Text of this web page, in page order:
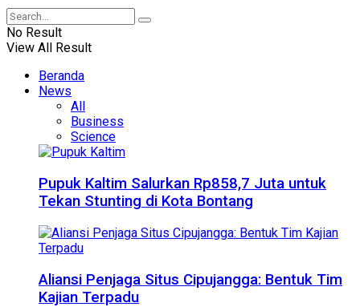
No Result
View All Result
Beranda
News
All
Business
Science
Pupuk Kaltim Salurkan Rp858,7 Juta untuk
Tekan Stunting di Kota Bontang
Aliansi Penjaga Situs Cipujangga: Bentuk Tim
Kajian Terpadu